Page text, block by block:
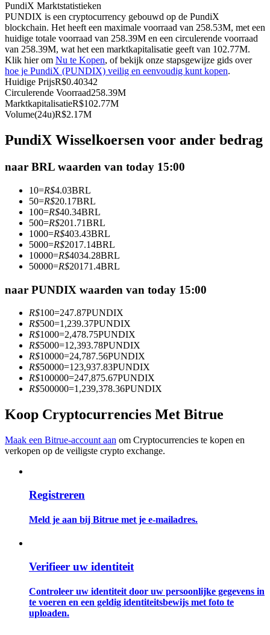
Kopiëren Handel
Sluit je aan bij top traders
Word een Copy Trader
Geniet van winstdeling en copy trading commissies
Informatie
PundiX Marktstatistieken
PUNDIX is een cryptocurrency gebouwd op de PundiX
blockchain. Het heeft een maximale voorraad van 258.53M, met een
huidige totale voorraad van 258.39M en een circulerende voorraad
van 258.39M, wat het een marktkapitalisatie geeft van 102.77M.
Klik hier om Nu te Kopen, of bekijk onze stapsgewijze gids over
hoe je PundiX (PUNDIX) veilig en eenvoudig kunt kopen.
Huidige PrijsR$0.40342
Circulerende Voorraad258.39M
MarktkapitalisatieR$102.77M
Volume(24u)R$2.17M
PundiX Wisselkoersen voor ander bedrag
naar BRL waarden van today 15:00
10=R$4.03BRL
50=R$20.17BRL
100=R$40.34BRL
500=R$201.71BRL
1000=R$403.43BRL
5000=R$2017.14BRL
10000=R$4034.28BRL
50000=R$20171.4BRL
naar PUNDIX waarden van today 15:00
R$100=247.87PUNDIX
R$500=1,239.37PUNDIX
R$1000=2,478.75PUNDIX
R$5000=12,393.78PUNDIX
R$10000=24,787.56PUNDIX
R$50000=123,937.83PUNDIX
R$100000=247,875.67PUNDIX
R$500000=1,239,378.36PUNDIX
Koop Cryptocurrencies Met Bitrue
Maak een Bitrue-account aan om Cryptocurrencies te kopen en
verkopen op de veiligste crypto exchange.
Registreren
Meld je aan bij Bitrue met je e-mailadres.
Verifieer uw identiteit
Controleer uw identiteit door uw persoonlijke gegevens in
te voeren en een geldig identiteitsbewijs met foto te
uploaden.